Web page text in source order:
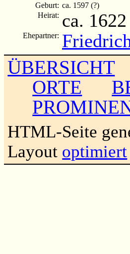
Geburt: ca. 1597 (?)
Heirat: ca. 1622
Ehepartner:
ÜBERSICHT
ORTE
HTML-Seite
Layout optimiert